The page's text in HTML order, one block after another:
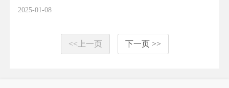
2025-01-08
<<上一页 下一页 >>